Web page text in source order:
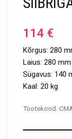
114 €
Kõrgus: 280
Laius: 280 mm
Sügavus: 140
Kaal: 20 kg
Tootekood: